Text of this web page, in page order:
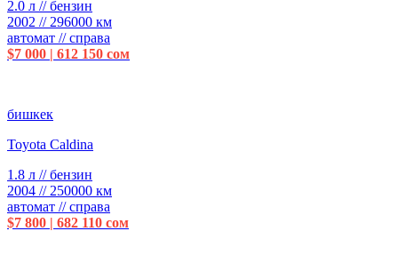
2.0 л // бензин
2002 // 296000 км
автомат // справа
$7 000 | 612 150 сом
бишкек
Toyota Caldina
1.8 л // бензин
2004 // 250000 км
автомат // справа
$7 800 | 682 110 сом